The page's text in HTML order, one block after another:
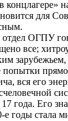
для
ОГПУ
все;
вся его
года. Его
е годы стала